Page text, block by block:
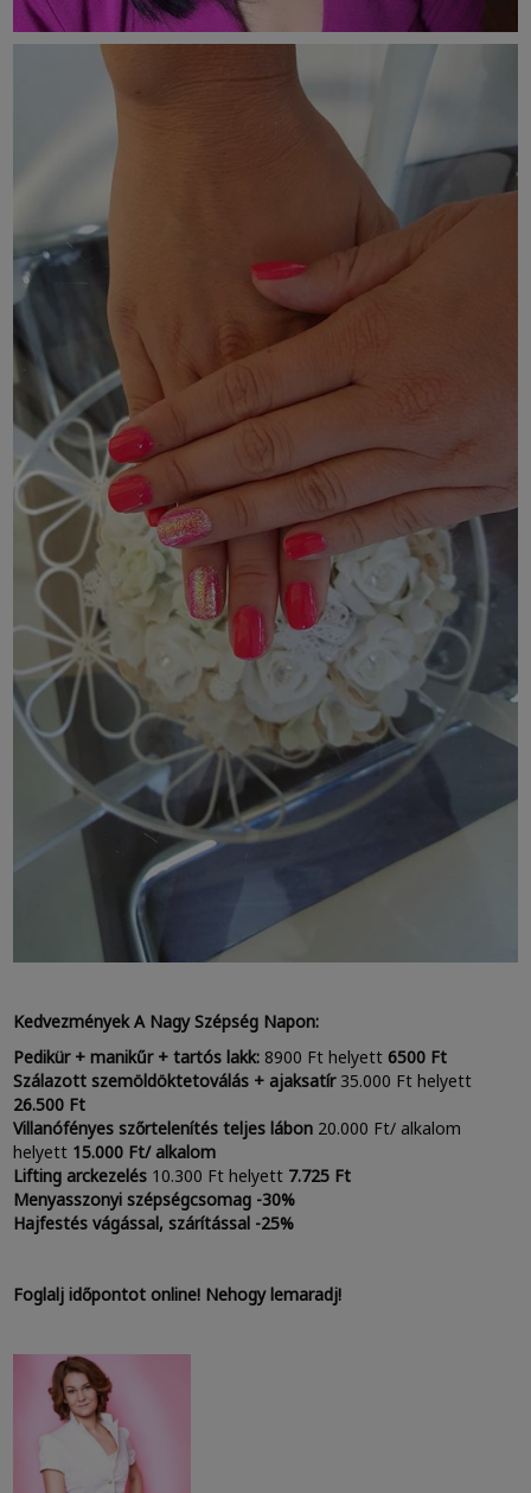
Kedvezmények A Nagy Szépség Napon:
Pedikür + manikűr + tartós lakk: 8900 Ft helyett 6500 Ft
Szálazott szemöldöktetoválás + ajaksatír 35.000 Ft helyett
26.500 Ft
Villanófényes szőrtelenítés teljes lábon 20.000 Ft/ alkalom
helyett 15.000 Ft/ alkalom
Lifting arckezelés 10.300 Ft helyett 7.725 Ft
Menyasszonyi szépségcsomag -30%
Hajfestés vágással, szárítással -25%
Foglalj időpontot online! Nehogy lemaradj!